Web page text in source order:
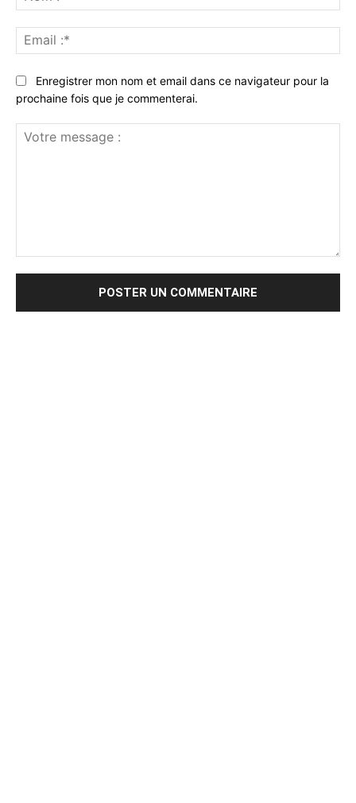
:*
:*
Enregistrer mon nom et email dans ce navigateur pour la
prochaine fois que je commenterai.